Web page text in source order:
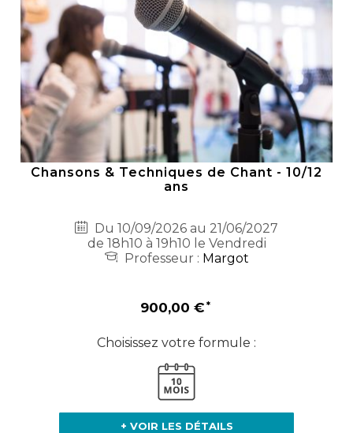
Chansons & Techniques de Chant - 10/12
ans
Du 10/09/2026 au 21/06/2027
de 18h10 à 19h10 le Vendredi
Professeur : Margot
900,00 €
Choisissez votre formule :
+ VOIR LES DÉTAILS